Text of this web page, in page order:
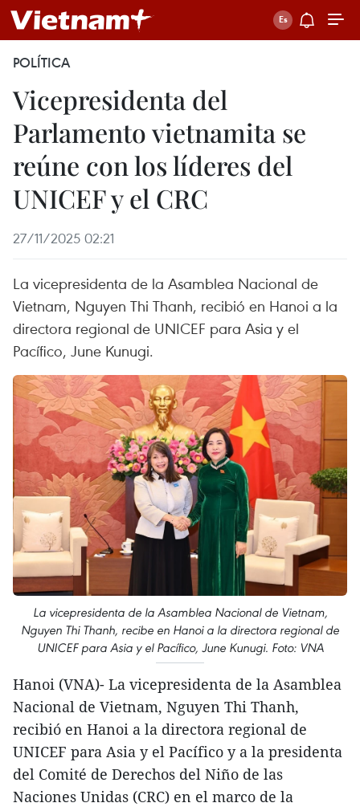
POLÍTICA
Vicepresidenta del
Parlamento vietnamita se
reúne con los líderes del
UNICEF y el CRC
27/11/2025 02:21
La vicepresidenta de la Asamblea Nacional de
Vietnam, Nguyen Thi Thanh, recibió en Hanoi a la
directora regional de UNICEF para Asia y el
Pacífico, June Kunugi.
La vicepresidenta de la Asamblea Nacional de Vietnam,
Nguyen Thi Thanh, recibe en Hanoi a la directora regional de
UNICEF para Asia y el Pacífico, June Kunugi. Foto: VNA
Hanoi (VNA)- La vicepresidenta de la Asamblea
Nacional de Vietnam, Nguyen Thi Thanh,
recibió en Hanoi a la directora regional de
UNICEF para Asia y el Pacífico y a la presidenta
del Comité de Derechos del Niño de las
Naciones Unidas (CRC) en el marco de la